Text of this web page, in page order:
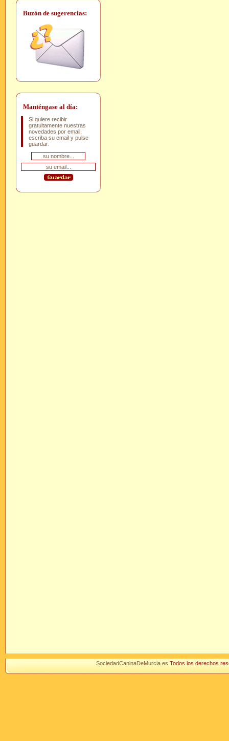
Buzón de sugerencias:
Manténgase al día:
Si quiere recibir
gratuitamente nuestras
novedades por email,
escriba su email y pulse
guardar:
SociedadCaninaDeMurcia.es Todos los derechos